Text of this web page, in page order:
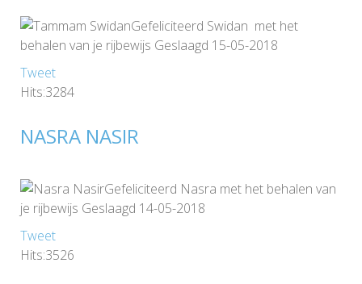
Gefeliciteerd Swidan met het
behalen van je rijbewijs Geslaagd 15-05-2018
Tweet
Hits:3284
NASRA NASIR
Gefeliciteerd Nasra met het behalen van
je rijbewijs Geslaagd 14-05-2018
Tweet
Hits:3526